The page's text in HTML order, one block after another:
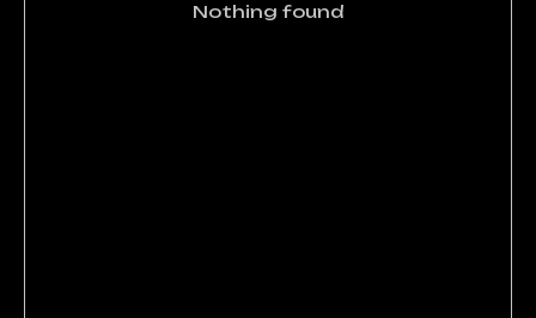
Nothing found